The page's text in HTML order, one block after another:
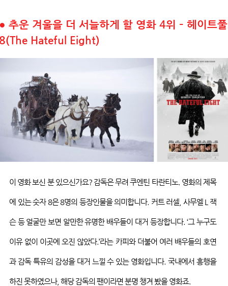
추운 겨울을 더 서늘하게 할 영화 4위 – 헤이트풀
Hateful Eight)
이 영화 보신 분있으신가요? 감독은 무려쿠엔틴 타란티노 영화의 제목
에 있는 숫자 8은8명의 등장인물을 의미합니다. 커트 러셀 사무엘 L 잭
슨 등 얼굴만 보면 알만한 유명한 배우들이 대거 등장합니다. ‘그 누구도
이유 없이 이곳에 오진 않았다.’라는 카피와 더불어 여러 배우들의 호연
과 감독 특유의 감성을 대거 느낄 수 있는 영화입니다.국내에서 흥행을
하진 못하였으나, 해당 감독의 팬이라면 분명 챙겨 봤을영화죠